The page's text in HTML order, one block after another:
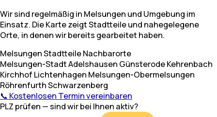
Wir sind regelmäßig in Melsungen und Umgebung im
Einsatz. Die Karte zeigt Stadtteile und nahegelegene
Orte, in denen wir bereits gearbeitet haben.
MelsungenStadtteileNachbarorte
Melsungen-StadtAdelshausen GünsterodeKehrenbach
Kirchhof Lichtenhagen Melsungen-Obermelsungen
RöhrenfurthSchwarzenberg
📞 Kostenlosen Termin vereinbaren
PLZ prüfen — sind wir bei Ihnen aktiv?